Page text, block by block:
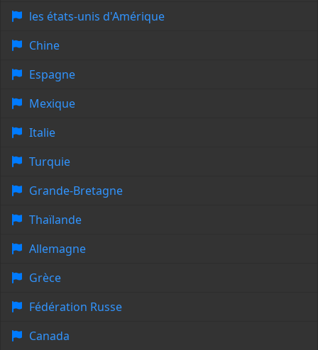
les états-unis d'Amérique
Chine
Espagne
Mexique
Italie
Turquie
Grande-Bretagne
Thaïlande
Allemagne
Grèce
Fédération Russe
Canada